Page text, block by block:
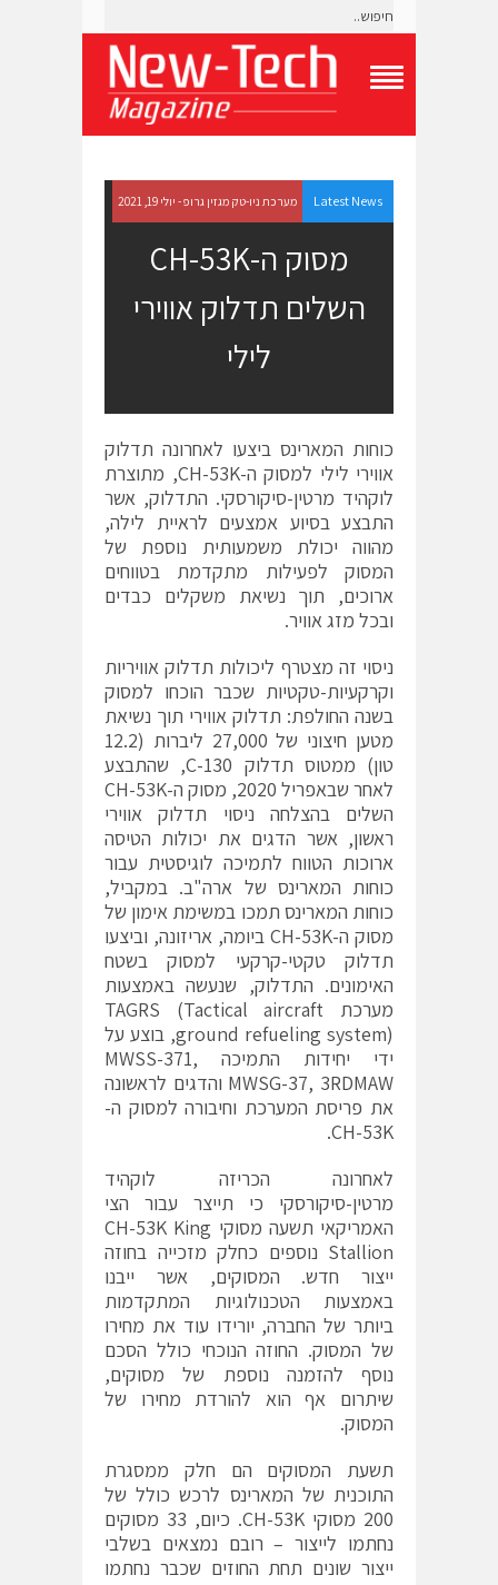
g
l
e
N
M
n
u
Latest News מערכת ניו-טק מגזין גרופ - יולי 19, 2021
מסוק ה-CH-53K
השלים תדלוק אווירי
לילי
כוחות המארינס ביצעו לאחרונה תדלוק
אווירי לילי למסוק ה-CH-53K, מתוצרת
לוקהיד מרטין-סיקורסקי. התדלוק, אשר
התבצע בסיוע אמצעים לראיית לילה,
מהווה יכולת משמעותית נוספת של
המסוק לפעילות מתקדמת בטווחים
ארוכים, תוך נשיאת משקלים כבדים
ובכל מזג אוויר.
ניסוי זה מצטרף ליכולות תדלוק אוויריות
וקרקעיות-טקטיות שכבר הוכחו למסוק
בשנה החולפת: תדלוק אווירי תוך נשיאת
מטען חיצוני של 27,000 ליברות (12.2
טון) ממטוס תדלוק C-130, שהתבצע
לאחר שבאפריל 2020, מסוק ה-CH-53K
השלים בהצלחה ניסוי תדלוק אווירי
ראשון, אשר הדגים את יכולות הטיסה
ארוכות הטווח לתמיכה לוגיסטית עבור
כוחות המארינס של ארה"ב. במקביל,
כוחות המארינס תמכו במשימת אימון של
מסוק ה-CH-53K ביומה, אריזונה, וביצעו
תדלוק טקטי-קרקעי למסוק בשטח
האימונים. התדלוק, שנעשה באמצעות
מערכת TAGRS (Tactical aircraft
ground refueling system), בוצע על
ידי יחידות התמיכה MWSS-371,
MWSG-37, 3RDMAW והדגים לראשונה
את פריסת המערכת וחיבורה למסוק ה-
CH-53K.
לאחרונה הכריזה לוקהיד
מרטין-סיקורסקי כי תייצר עבור הצי
האמריקאי תשעה מסוקי CH-53K King
Stallion נוספים כחלק מזכייה בחוזה
ייצור חדש. המסוקים, אשר ייבנו
באמצעות הטכנולוגיות המתקדמות
ביותר של החברה, יורידו עוד את מחירו
של המסוק. החוזה הנוכחי כולל הסכם
נוסף להזמנה נוספת של מסוקים,
שיתרום אף הוא להורדת מחירו של
המסוק.
תשעת המסוקים הם חלק ממסגרת
התוכנית של המארינס לרכש כולל של
200 מסוקי CH-53K. כיום, 33 מסוקים
נחתמו לייצור – רובם נמצאים בשלבי
ייצור שונים תחת החוזים שכבר נחתמו